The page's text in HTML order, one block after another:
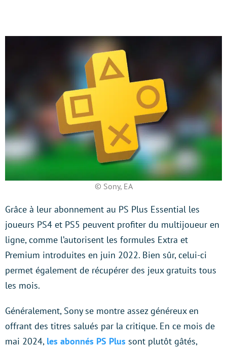
© Sony, EA
Grâce à leur abonnement au PS Plus Essential les
joueurs PS4 et PS5 peuvent profiter du multijoueur en
ligne, comme l’autorisent les formules Extra et
Premium introduites en juin 2022. Bien sûr, celui-ci
permet également de récupérer des jeux gratuits tous
les mois.
Généralement, Sony se montre assez généreux en
offrant des titres salués par la critique. En ce mois de
mai 2024, les abonnés PS Plus sont plutôt gâtés,